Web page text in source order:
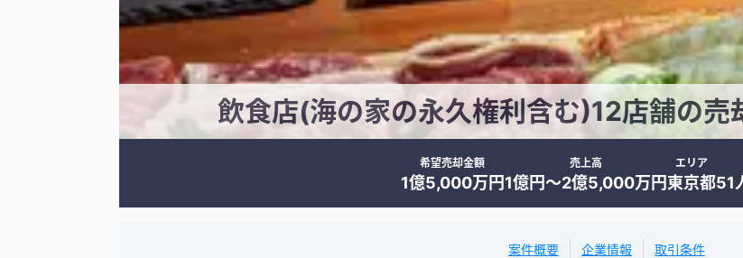
飲食店(海の家の永久権利含む)12店舗の売
希望売却金額
1億5,000万円
売上高
1億円〜2億5,000万円
エリア
東京都51
案件概要 企業情報 取引条件